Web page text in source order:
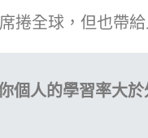
捲全球，但也帶
個人的學習率大